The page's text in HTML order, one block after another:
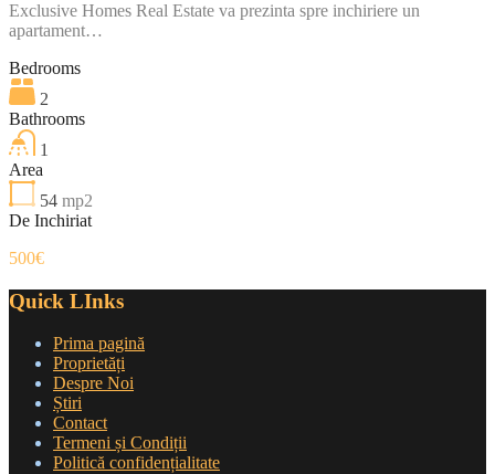
Exclusive Homes Real Estate va prezinta spre inchiriere un
apartament…
Bedrooms
2
Bathrooms
1
Area
54 mp2
De Inchiriat
500€
Quick LInks
Prima pagină
Proprietăți
Despre Noi
Știri
Contact
Termeni și Condiții
Politică confidențialitate